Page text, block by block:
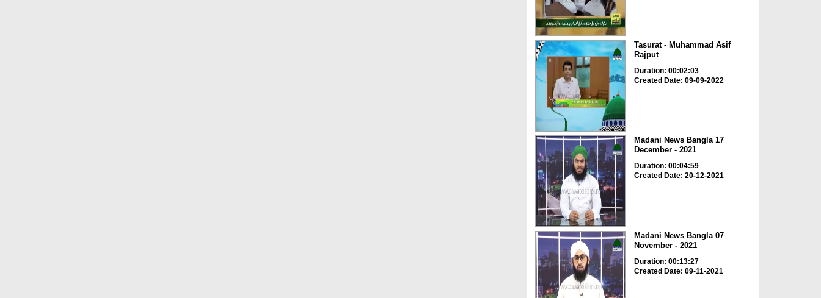
Tasurat - Muhammad Asif
Rajput
Duration: 00:02:03
Created Date: 09-09-2022
Madani News Bangla 17
December - 2021
Duration: 00:04:59
Created Date: 20-12-2021
Madani News Bangla 07
November - 2021
Duration: 00:13:27
Created Date: 09-11-2021